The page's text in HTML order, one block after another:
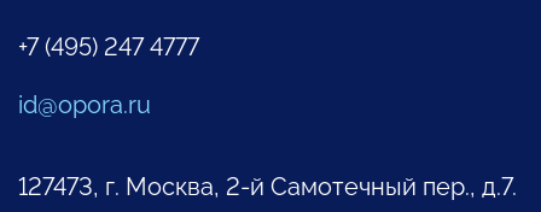
+7 (495) 247 4777
id@opora.ru
127473, г. Москва, 2-й Самотечный пер., д.7.